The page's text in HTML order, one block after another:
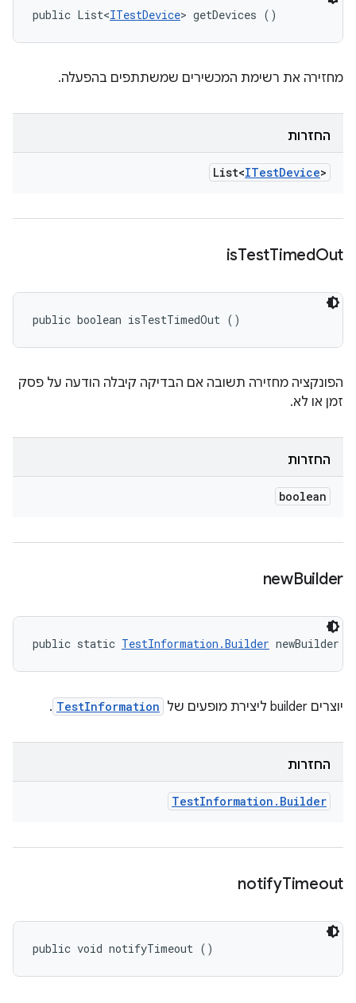
public List<ITestDevice> getDevices ()
מחזירה את רשימת המכשירים שמשתתפים בהפעלה.
החזרות
List<ITestDevice>
isTestTimedOut
public boolean isTestTimedOut ()
הפונקציה מחזירה תשובה אם הבדיקה קיבלה הודעה על פסק
זמן או לא.
החזרות
boolean
newBuilder
public static TestInformation.Builder newBuilder
יוצרים builder ליצירת מופעים של TestInformation
.
החזרות
TestInformation . Builder
notifyTimeout
public void notifyTimeout ()